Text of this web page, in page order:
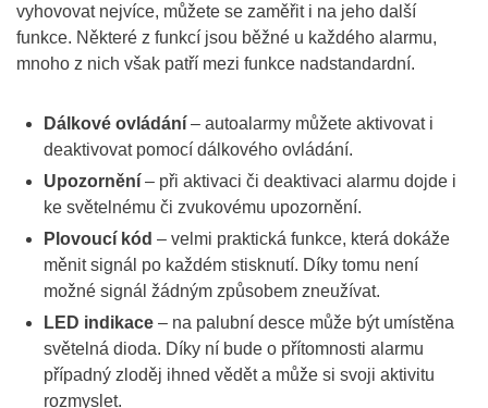
vyhovovat nejvíce, můžete se zaměřit i na jeho další
funkce. Některé z funkcí jsou běžné u každého alarmu,
mnoho z nich však patří mezi funkce nadstandardní.
Dálkové ovládání – autoalarmy můžete aktivovat i
deaktivovat pomocí dálkového ovládání.
Upozornění – při aktivaci či deaktivaci alarmu dojde i
ke světelnému či zvukovému upozornění.
Plovoucí kód – velmi praktická funkce, která dokáže
měnit signál po každém stisknutí. Díky tomu není
možné signál žádným způsobem zneužívat.
LED indikace – na palubní desce může být umístěna
světelná dioda. Díky ní bude o přítomnosti alarmu
případný zloděj ihned vědět a může si svoji aktivitu
rozmyslet.